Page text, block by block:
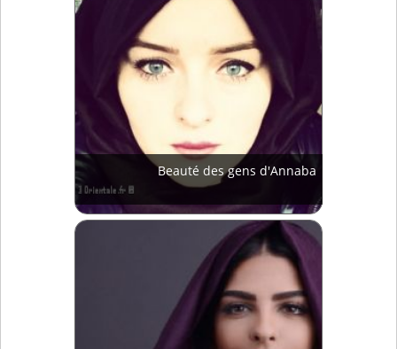
Beauté des gens d'Annaba